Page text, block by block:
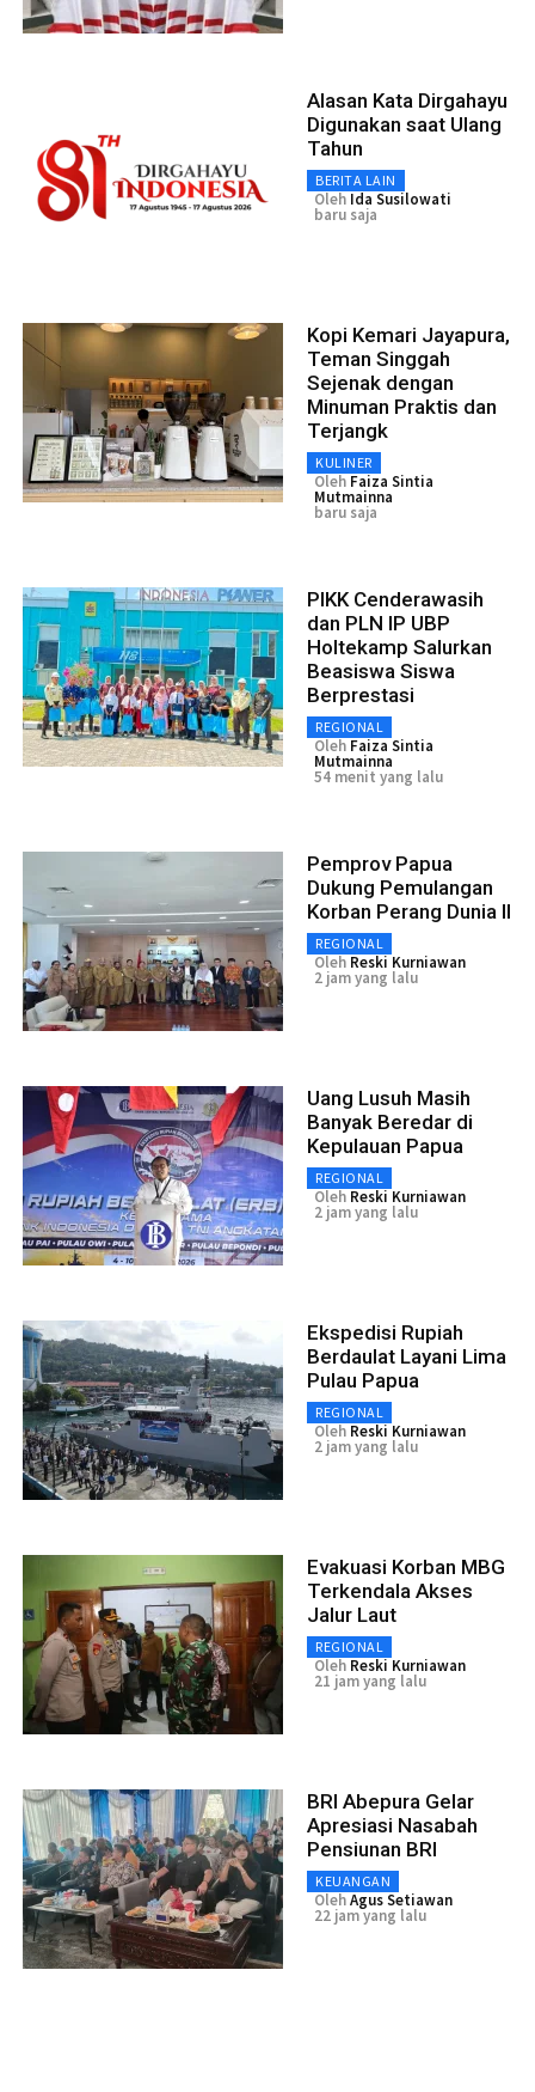
Alasan Kata Dirgahayu
Digunakan saat Ulang
Tahun
BERITA LAIN
Oleh Ida Susilowati
baru saja
Kopi Kemari Jayapura,
Teman Singgah
Sejenak dengan
Minuman Praktis dan
Terjangk
KULINER
Oleh Faiza Sintia
Mutmainna
baru saja
PIKK Cenderawasih
dan PLN IP UBP
Holtekamp Salurkan
Beasiswa Siswa
Berprestasi
REGIONAL
Oleh Faiza Sintia
Mutmainna
54 menit yang lalu
Pemprov Papua
Dukung Pemulangan
Korban Perang Dunia II
REGIONAL
Oleh Reski Kurniawan
2 jam yang lalu
Uang Lusuh Masih
Banyak Beredar di
Kepulauan Papua
REGIONAL
Oleh Reski Kurniawan
2 jam yang lalu
Ekspedisi Rupiah
Berdaulat Layani Lima
Pulau Papua
REGIONAL
Oleh Reski Kurniawan
2 jam yang lalu
Evakuasi Korban MBG
Terkendala Akses
Jalur Laut
REGIONAL
Oleh Reski Kurniawan
21 jam yang lalu
BRI Abepura Gelar
Apresiasi Nasabah
Pensiunan BRI
KEUANGAN
OlehAgus Setiawan
22 jam yang lalu